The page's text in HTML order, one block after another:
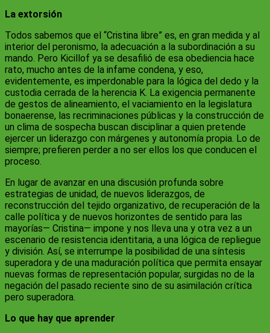
La extorsión
Todos sabemos que el “Cristina libre” es, en gran medida y al
interior del peronismo, la adecuación a la subordinación a su
mando. Pero Kicillof ya se desafilió de esa obediencia hace
rato, mucho antes de la infame condena, y eso,
evidentemente, es imperdonable para la lógica del dedo y la
custodia cerrada de la herencia K. La exigencia permanente
de gestos de alineamiento, el vaciamiento en la legislatura
bonaerense, las recriminaciones públicas y la construcción de
un clima de sospecha buscan disciplinar a quien pretende
ejercer un liderazgo con márgenes y autonomía propia. Lo de
siempre; prefieren perder a no ser ellos los que conducen el
proceso.
En lugar de avanzar en una discusión profunda sobre
estrategias de unidad, de nuevos liderazgos, de
reconstrucción del tejido organizativo, de recuperación de la
calle política y de nuevos horizontes de sentido para las
mayorías— Cristina— impone y nos lleva una y otra vez a un
escenario de resistencia identitaria, a una lógica de repliegue
y división. Así, se interrumpe la posibilidad de una síntesis
superadora y de una maduración política que permita ensayar
nuevas formas de representación popular, surgidas no de la
negación del pasado reciente sino de su asimilación crítica
pero superadora.
Lo que hay que aprender